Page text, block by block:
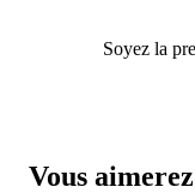
Soyez la
Vous